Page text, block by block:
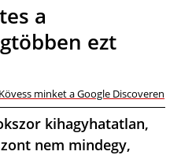
a
ezt
Kövess minket a Google Discoveren
kihagyhatatlan,
nem mindegy,